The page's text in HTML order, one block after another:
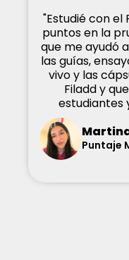
"Estudié con el
puntos en la
que me ayudó
las guías,
vivo y las
Filadd y
estudiantes
Puntaje